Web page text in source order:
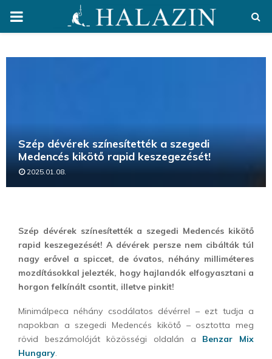
PRIMARY
Szép dévérek színesítették a szegedi
Medencés kikötő rapid keszegezését!
2025.01.08.
Szép dévérek színesítették a szegedi Medencés kikötő
rapid keszegezését! A dévérek persze nem cibálták túl
nagy erővel a spiccet, de óvatos, néhány milliméteres
mozdításokkal jelezték, hogy hajlandók elfogyasztani a
horgon felkínált csontit, illetve pinkit!
Minimálpeca néhány csodálatos dévérrel – ezt tudja a
napokban a szegedi Medencés kikötő – osztotta meg
rövid beszámolóját közösségi oldalán a Benzar Mix
Hungary.